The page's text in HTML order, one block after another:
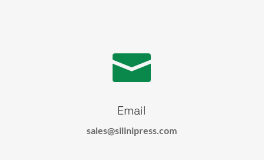

Email
sales@silinipress.com